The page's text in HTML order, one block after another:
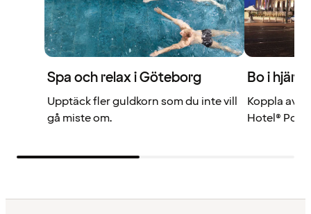
Spa och relax i Göteborg
Upptäck fler guldkorn som du inte vill
gå miste om.
Bo i
Koppla av
Hotel® Post.